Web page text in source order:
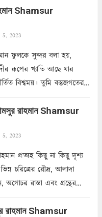
দেয়াল নিমেষেই ভীষণ
Shamsur
2023
ফুলকে সুন্দর বলা হয়,
রূপের খ্যাতি আছে যার
বিশ্বময়। তুমি বস্তুজগতের
তোমাকে সুন্দরী বলা চলে,
রাহমান Shamsur
2023
প্রত্যহ কিছু না কিছু দৃশ্য
চরিত্রের রৌদ্র, আলাদা
অগোচর রাস্তা এবং গ্রন্থের
লোপামুদ্রা ভীষণ বিব্রত
রাহমান Shamsur